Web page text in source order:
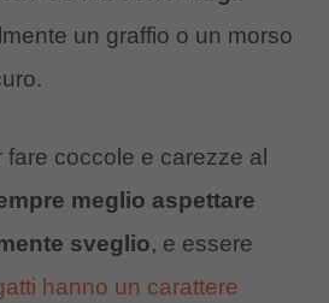
un graffio o un morso
fare coccole e carezze al
meglio aspettare
sveglio, e essere
hanno un carattere